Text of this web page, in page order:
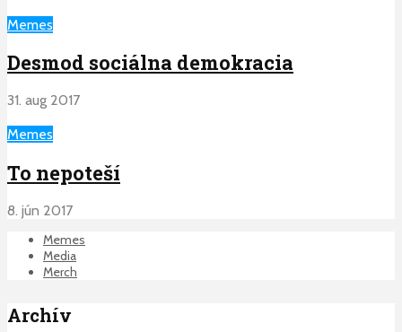
Memes
Desmod sociálna demokracia
31. aug 2017
Memes
To nepoteší
8. jún 2017
Memes
Media
Merch
Archív